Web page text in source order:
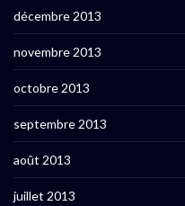
décembre 2013
novembre 2013
octobre 2013
septembre 2013
août 2013
juillet 2013